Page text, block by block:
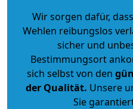
Wir sorgen dafür,
Wehlen reibungslos
sicher und
Bestimmungsort
sich selbst von den
der Qualität. Unsere
Sie